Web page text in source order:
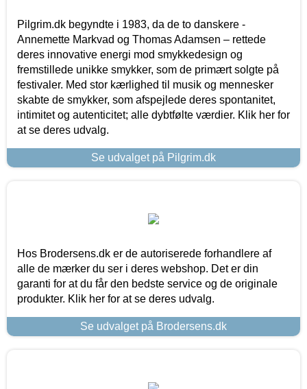
Pilgrim.dk begyndte i 1983, da de to danskere -
Annemette Markvad og Thomas Adamsen – rettede
deres innovative energi mod smykkedesign og
fremstillede unikke smykker, som de primært solgte på
festivaler. Med stor kærlighed til musik og mennesker
skabte de smykker, som afspejlede deres spontanitet,
intimitet og autenticitet; alle dybtfølte værdier. Klik her for
at se deres udvalg.
Se udvalget på Pilgrim.dk
Hos Brodersens.dk er de autoriserede forhandlere af
alle de mærker du ser i deres webshop. Det er din
garanti for at du får den bedste service og de originale
produkter. Klik her for at se deres udvalg.
Se udvalget på Brodersens.dk